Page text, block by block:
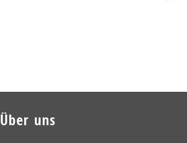
Über uns